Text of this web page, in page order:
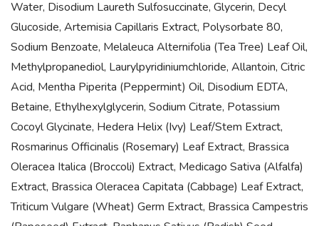
Water, Disodium Laureth Sulfosuccinate, Glycerin, Decyl
Glucoside, Artemisia Capillaris Extract, Polysorbate 80,
Sodium Benzoate, Melaleuca Alternifolia (Tea Tree) Leaf Oil,
Methylpropanediol, Laurylpyridiniumchloride, Allantoin, Citric
Acid, Mentha Piperita (Peppermint) Oil, Disodium EDTA,
Betaine, Ethylhexylglycerin, Sodium Citrate, Potassium
Cocoyl Glycinate, Hedera Helix (Ivy) Leaf/Stem Extract,
Rosmarinus Officinalis (Rosemary) Leaf Extract, Brassica
Oleracea Italica (Broccoli) Extract, Medicago Sativa (Alfalfa)
Extract, Brassica Oleracea Capitata (Cabbage) Leaf Extract,
Triticum Vulgare (Wheat) Germ Extract, Brassica Campestris